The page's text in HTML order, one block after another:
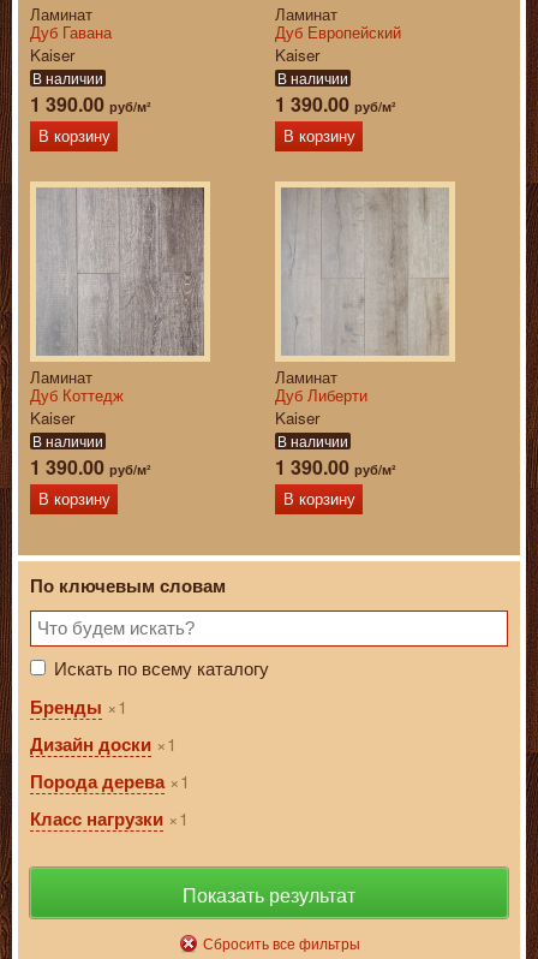
Ламинат
Дуб Гавана
Kaiser
В наличии
1 390.00 руб/м²
В корзину
Ламинат
Дуб Европейский
Kaiser
В наличии
1 390.00 руб/м²
В корзину
Ламинат
Дуб Коттедж
Kaiser
В наличии
1 390.00 руб/м²
В корзину
Ламинат
Дуб Либерти
Kaiser
В наличии
1 390.00 руб/м²
В корзину
По ключевым словам
Искать по всему каталогу
Бренды
1
Дизайн доски
1
Порода дерева
1
Класс нагрузки
1
Показать результат
Сбросить все фильтры